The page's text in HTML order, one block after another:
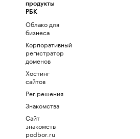
продукты
РБК
Облако для
бизнеса
Корпоративный
регистратор
доменов
Хостинг
сайтов
Рег.решения
Знакомства
Сайт
знакомств
podbor.ru